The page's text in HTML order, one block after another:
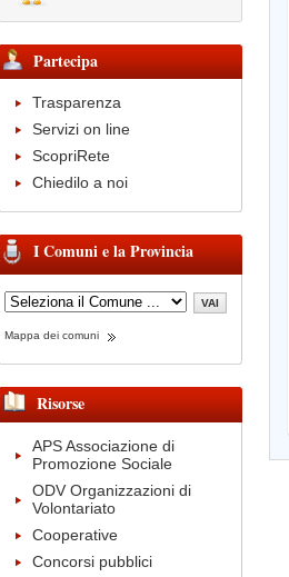
Partecipa
Trasparenza
Servizi on line
ScopriRete
Chiedilo a noi
I Comuni e la Provincia
Mappa dei comuni
Risorse
APS Associazione di
Promozione Sociale
ODV Organizzazioni di
Volontariato
Cooperative
Concorsi pubblici